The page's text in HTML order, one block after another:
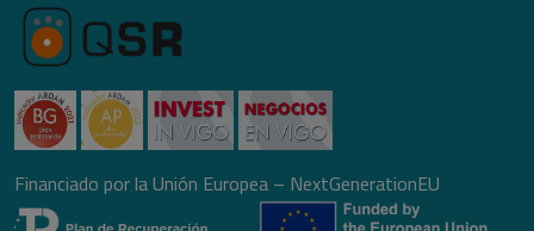
Financiado por la Unión Europea – NextGenerationEU